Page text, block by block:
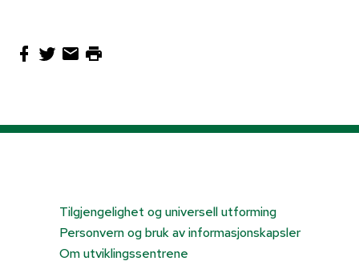
Tilgjengelighet og universell utforming
Personvern og bruk av informasjonskapsler
Om utviklingssentrene